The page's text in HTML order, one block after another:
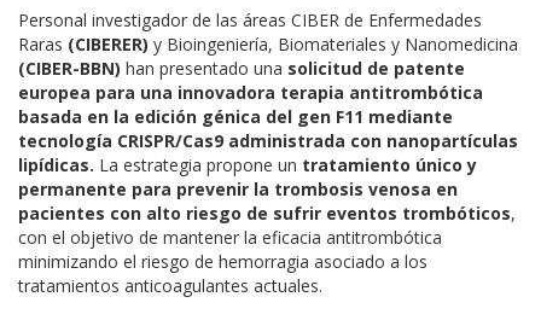
Personal investigador de las áreas CIBER de Enfermedades
Raras (CIBERER) y Bioingeniería, Biomateriales y Nanomedicina
(CIBER-BBN) han presentado una solicitud de patente
europea para una innovadora terapia antitrombótica
basada en la edición génica del gen F11 mediante
tecnología CRISPR/Cas9 administrada con nanopartículas
lipídicas. La estrategia propone un tratamiento único y
permanente para prevenir la trombosis venosa en
pacientes con alto riesgo de sufrir eventos trombóticos,
con el objetivo de mantener la eficacia antitrombótica
minimizando el riesgo de hemorragia asociado a los
tratamientos anticoagulantes actuales.